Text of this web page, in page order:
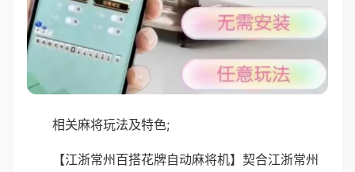
相关麻将玩法及特色;
【江浙常州百搭花牌自动麻将机】契合江浙常州